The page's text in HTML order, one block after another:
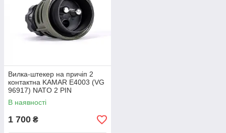
Вилка-штекер на причіп 2
контактна KAMAR E4003 (VG
96917) NATO 2 PIN
В наявності
1 700 ₴